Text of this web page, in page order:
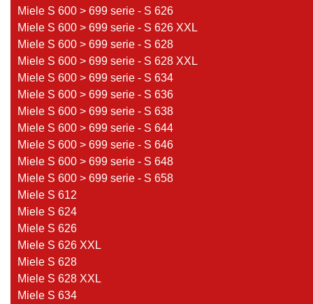
Miele S 600 > 699 serie - S 626
Miele S 600 > 699 serie - S 626 XXL
Miele S 600 > 699 serie - S 628
Miele S 600 > 699 serie - S 628 XXL
Miele S 600 > 699 serie - S 634
Miele S 600 > 699 serie - S 636
Miele S 600 > 699 serie - S 638
Miele S 600 > 699 serie - S 644
Miele S 600 > 699 serie - S 646
Miele S 600 > 699 serie - S 648
Miele S 600 > 699 serie - S 658
Miele S 612
Miele S 624
Miele S 626
Miele S 626 XXL
Miele S 628
Miele S 628 XXL
Miele S 634